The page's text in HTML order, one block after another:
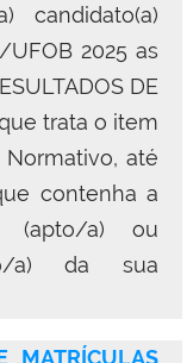
candidato(a)
2025 as
DE
trata o item
até
contenha a
(apto/a) ou
a) da sua
MATRÍCULAS